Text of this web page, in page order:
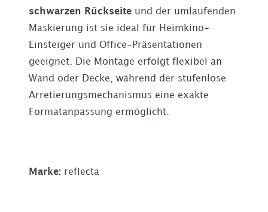
schwarzen Rückseite und der umlaufenden
Maskierung ist sie ideal für Heimkino-
Einsteiger und Office-Präsentationen
geeignet. Die Montage erfolgt flexibel an
Wand oder Decke, während der stufenlose
Arretierungsmechanismus eine exakte
Formatanpassung ermöglicht.
Marke: reflecta